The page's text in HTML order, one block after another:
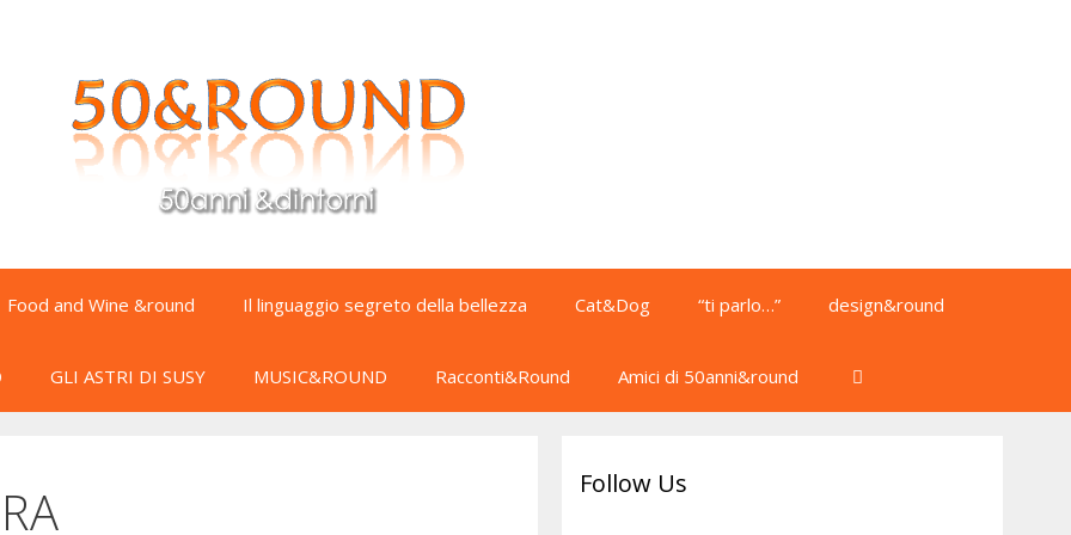
Food and Wine &round Il linguaggio segreto della bellezza Cat&Dog “ti parlo…” design&round
GLI ASTRI DI SUSY MUSIC&ROUND Racconti&Round Amici di 50anni&round
Follow Us